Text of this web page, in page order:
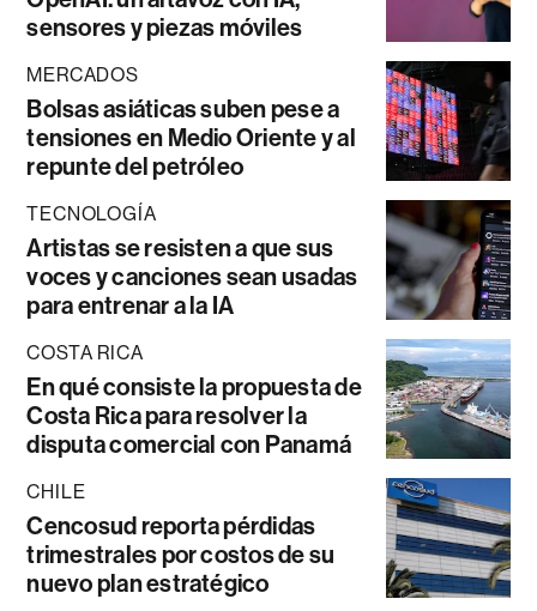
sensores y piezas móviles
MERCADOS
Bolsas asiáticas suben pese a
tensiones en Medio Oriente y al
repunte del petróleo
TECNOLOGÍA
Artistas se resisten a que sus
voces y canciones sean usadas
para entrenar a la IA
COSTA RICA
En qué consiste la propuesta de
Costa Rica para resolver la
disputa comercial con Panamá
CHILE
Cencosud reporta pérdidas
trimestrales por costos de su
nuevo plan estratégico